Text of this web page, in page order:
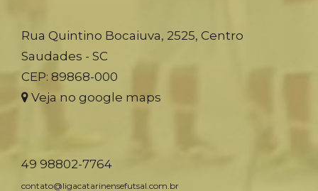
Rua Quintino Bocaiuva, 2525, Centro
Saudades - SC
CEP: 89868-000
Veja no google maps
49 98802-7764
contato@ligacatarinensefutsal.com.br